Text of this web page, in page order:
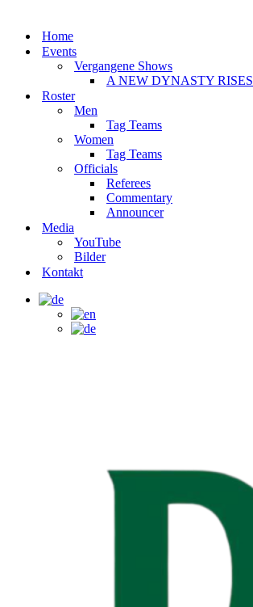
Home
Events
Vergangene Shows
A NEW DYNASTY RISES
Roster
Men
Tag Teams
Women
Tag Teams
Officials
Referees
Commentary
Announcer
Media
YouTube
Bilder
Kontakt